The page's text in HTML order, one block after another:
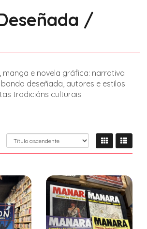
/
manga e novela gráfica: narrativa
deseñada, autores e estilos
tradicións culturais